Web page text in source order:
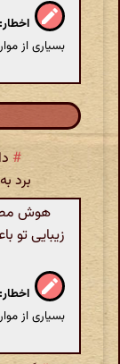
اخطار:
بسیاری از
#
برد
هوش
زیبایی تو
اخطار:
بسیاری از